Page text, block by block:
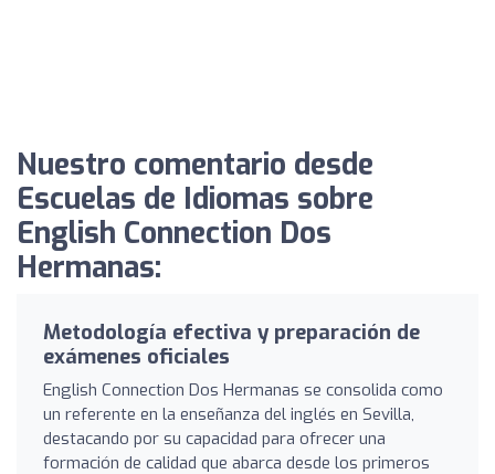
Nuestro comentario desde
Escuelas de Idiomas sobre
English Connection Dos
Hermanas:
Metodología efectiva y preparación de
exámenes oficiales
English Connection Dos Hermanas se consolida como
un referente en la enseñanza del inglés en Sevilla,
destacando por su capacidad para ofrecer una
formación de calidad que abarca desde los primeros